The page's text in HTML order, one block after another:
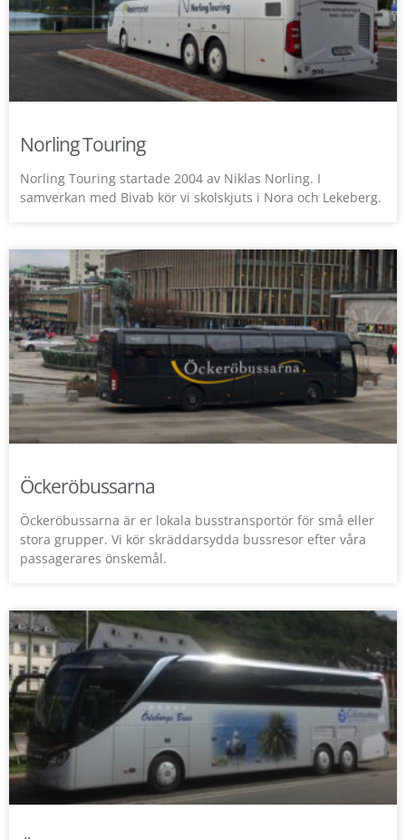
Norling Touring
Norling Touring startade 2004 av Niklas Norling. I
samverkan med Bivab kör vi skolskjuts i Nora och Lekeberg.
Öckeröbussarna
Öckeröbussarna är er lokala busstransportör för små eller
stora grupper. Vi kör skräddarsydda bussresor efter våra
passagerares önskemål.